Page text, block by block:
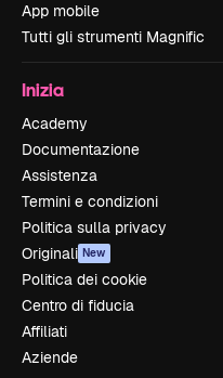
App mobile
Tutti gli strumenti Magnific
Inizia
Academy
Documentazione
Assistenza
Termini e condizioni
Politica sulla privacy
Originali New
Politica dei cookie
Centro di fiducia
Affiliati
Aziende